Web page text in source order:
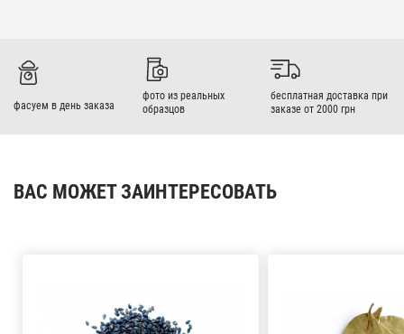
фасуем в день заказа
фото из реальных
образцов
бесплатная доставка при
заказе от 2000 грн
ВАС МОЖЕТ ЗАИНТЕРЕСОВАТЬ